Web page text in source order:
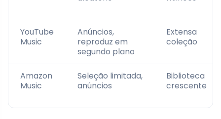
YouTube
Music
Anúncios,
reproduz em
segundo plano
Extensa
coleção
Amazon
Music
Seleção limitada,
anúncios
Biblioteca
crescente